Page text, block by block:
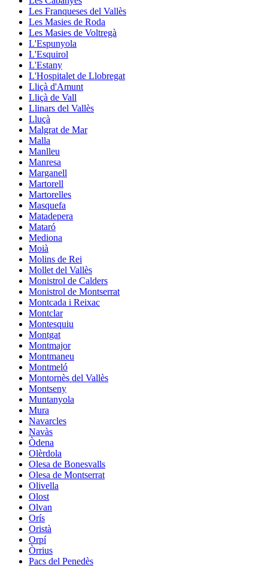
Les Franqueses del Vallès
Les Masies de Roda
Les Masies de Voltregà
L'Espunyola
L'Esquirol
L'Estany
L'Hospitalet de Llobregat
Lliçà d'Amunt
Lliçà de Vall
Llinars del Vallès
Lluçà
Malgrat de Mar
Malla
Manlleu
Manresa
Marganell
Martorell
Martorelles
Masquefa
Matadepera
Mataró
Mediona
Moià
Molins de Rei
Mollet del Vallès
Monistrol de Calders
Monistrol de Montserrat
Montcada i Reixac
Montclar
Montesquiu
Montgat
Montmajor
Montmaneu
Montmeló
Montornès del Vallès
Montseny
Muntanyola
Mura
Navarcles
Navàs
Òdena
Olèrdola
Olesa de Bonesvalls
Olesa de Montserrat
Olivella
Olost
Olvan
Orís
Oristà
Orpí
Òrrius
Pacs del Penedès